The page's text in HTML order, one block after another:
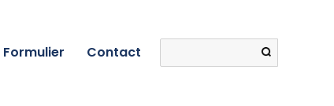
Formulier Contact